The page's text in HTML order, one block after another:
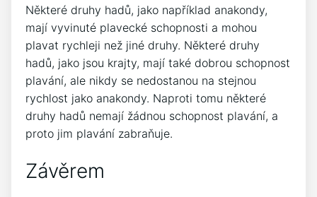
Některé druhy hadů, jako například anakondy,
mají vyvinuté plavecké schopnosti a mohou
plavat rychleji než jiné druhy. Některé druhy
hadů, jako jsou krajty, mají také dobrou schopnost
plavání, ale nikdy se nedostanou na stejnou
rychlost jako anakondy. Naproti tomu některé
druhy hadů nemají žádnou schopnost plavání, a
proto jim plavání zabraňuje.
Závěrem